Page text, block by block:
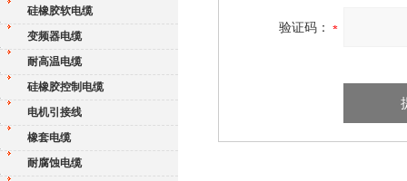
硅橡胶软电缆
变频器电缆
耐高温电缆
硅橡胶控制电缆
电机引接线
橡套电缆
耐腐蚀电缆
验证码：